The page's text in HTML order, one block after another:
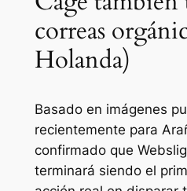
correas
Holanda)
Basado en imágenes
recientemente para
confirmado que
terminará siendo el